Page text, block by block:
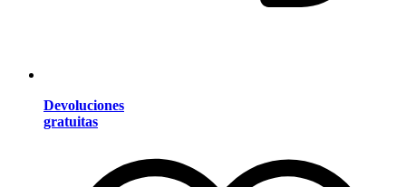
Devoluciones
gratuitas